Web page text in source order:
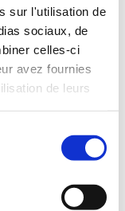
sur l'utilisation de
sociaux, de
celles-ci
avez fournies
de leurs